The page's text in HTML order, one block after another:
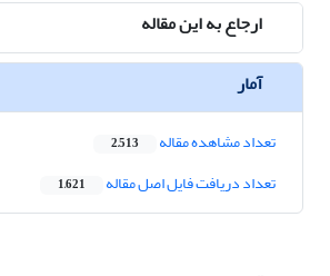
ارجاع به این مقاله
آمار
تعداد مشاهده مقاله 2,513
تعداد دریافت فایل اصل مقاله 1,621